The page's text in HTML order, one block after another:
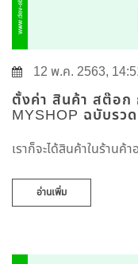
12 พ.ค. 2563,
ตั้งค่า สินค้า สต๊อก
MYSHOP ฉบับรว
เราก็จะได้สินค้าในร้าน
อ่านเพิ่ม